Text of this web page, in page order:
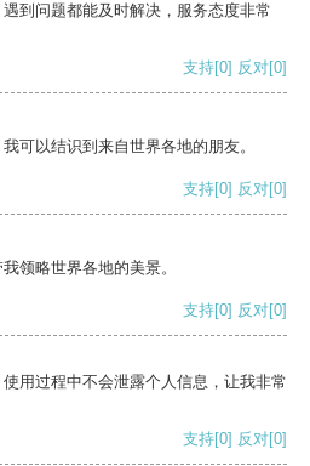
到问题都能及时解决，服务态度非常
支持[0] 反对[0]
可以结识到来自世界各地的朋友。
支持[0] 反对[0]
领略世界各地的美景。
支持[0] 反对[0]
用过程中不会泄露个人信息，让我非常
支持[0] 反对[0]